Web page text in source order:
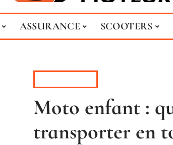
ASSURANCE SCOOTERS
Moto enfant :
transporter en